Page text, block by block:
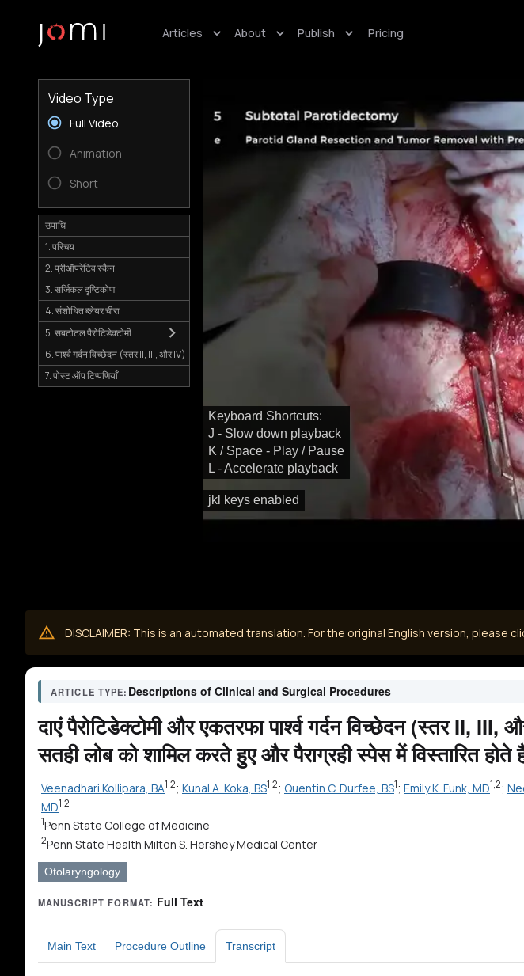
Articles About Publish Pricing
jkl keys enabled
Keyboard Shortcuts:
J - Slow down playback
K / Space - Play / Pause
L - Accelerate playback
Video Type
Full Video
Animation
Short
उपाधि
1. परिचय
2. प्रीऑपरेटिव स्कैन
3. सर्जिकल दृष्टिकोण
4. संशोधित ब्लेयर चीरा
5. सबटोटल पैरोटिडेक्टोमी
6. पार्श्व गर्दन विच्छेदन (स्तर II, III, और IV)
7. पोस्ट ऑप टिप्पणियाँ
DISCLAIMER: This is an automated translation. For the original English version, please
ARTICLE TYPE: Descriptions of Clinical and Surgical Procedures
दाएं पैरोटिडेक्टोमी और एकतरफा पार्श्व गर्दन विच्छेदन (स्तर II,
सतही लोब को शामिल करते हुए और पैराग्रही स्पेस में विस्तारित होते
Veenadhari Kollipara, BA1,2; Kunal A. Koka, BS1,2; Quentin C. Durfee, BS1; Emily K. Funk, MD1,2;
MD1,2
1Penn State College of Medicine
2Penn State Health Milton S. Hershey Medical Center
Otolaryngology
MANUSCRIPT FORMAT: Full Text
Main Text Procedure Outline Transcript